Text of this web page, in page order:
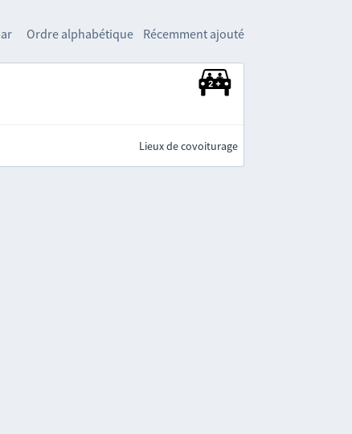
Ordre alphabétique Récemment ajouté
Lieux de covoiturage